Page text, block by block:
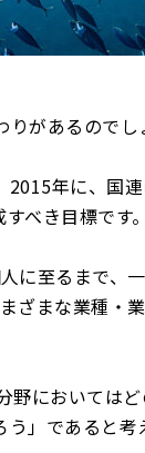
があるのでし
年に、国
べき目標で
に至るまで、
ざまな業種・
においては
」であると考